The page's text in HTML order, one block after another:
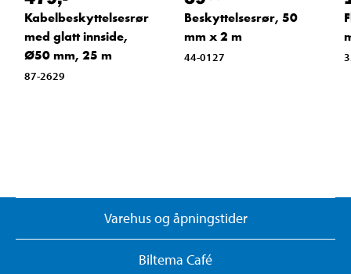
Kabelbeskyttelsesrør
med glatt innside,
Ø50 mm, 25 m
87-2629
Beskyttelsesrør, 50
mm x 2 m
44-0127
Varehus og åpningstider
Biltema Café